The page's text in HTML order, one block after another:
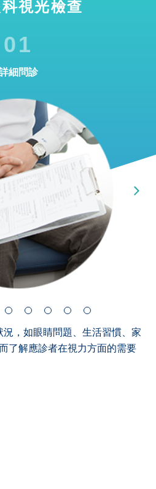
視光檢查
01
細問診
，如眼睛問題、生活習慣、家
了解應診者在視力方面的需要